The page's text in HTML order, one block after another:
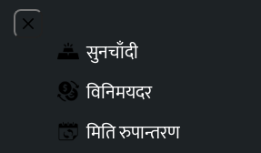
Close menu
सुनचाँदी
विनिमयदर
मिति रुपान्तरण